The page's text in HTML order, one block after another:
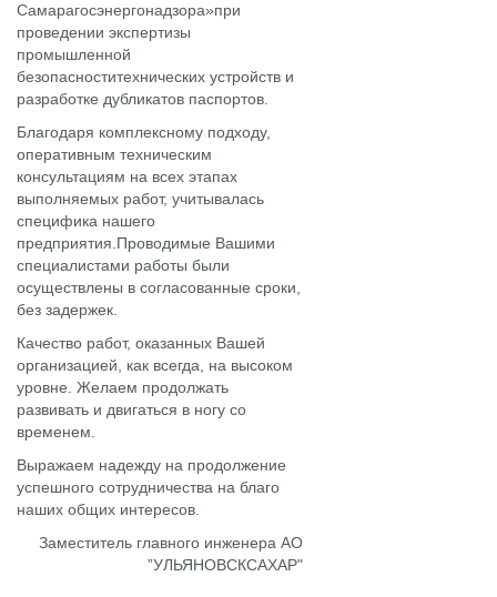
Самарагосэнергонадзора»при
проведении экспертизы
промышленной
безопасноститехнических устройств и
разработке дубликатов паспортов.
Благодаря комплексному подходу,
оперативным техническим
консультациям на всех этапах
выполняемых работ, учитывалась
специфика нашего
предприятия.Проводимые Вашими
специалистами работы были
осуществлены в согласованные сроки,
без задержек.
Качество работ, оказанных Вашей
организацией, как всегда, на высоком
уровне. Желаем продолжать
развивать и двигаться в ногу со
временем.
Выражаем надежду на продолжение
успешного сотрудничества на благо
наших общих интересов.
Заместитель главного инженера АО
”УЛЬЯНОВСКСАХАР"